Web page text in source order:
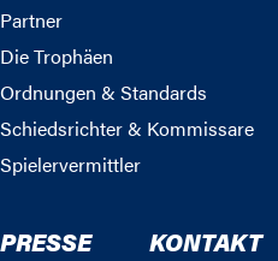
Partner
Die Trophäen
Ordnungen & Standards
Schiedsrichter & Kommissare
Spielervermittler
PRESSE KONTAKT